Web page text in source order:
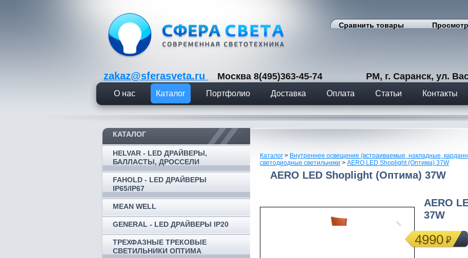
Сравнить товары
zakaz@sferasveta.ru Москва 8(495)363-45-74 РМ, г. Саранск, ул.
О нас Каталог Портфолио Доставка Оплата Статьи Контакты
КАТАЛОГ
HELVAR - LED ДРАЙВЕРЫ,
БАЛЛАСТЫ, ДРОССЕЛИ
FAHOLD - LED ДРАЙВЕРЫ
IP65/IP67
MEAN WELL
GENERAL - LED ДРАЙВЕРЫ IP20
ТРЕХФАЗНЫЕ ТРЕКОВЫЕ
СВЕТИЛЬНИКИ ОПТИМА
Каталог > Внутреннее освещение (встраиваемые, накладные,
светодиодные светильники > AERO LED Shoplight (Оптима) 37W
AERO LED Shoplight (Оптима) 37W
AERO
37W
4990